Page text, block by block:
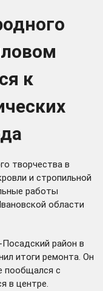
к
творчества в
и стропильной
работы
области
район в
итоги ремонта. Он
пообщался с
в центре.